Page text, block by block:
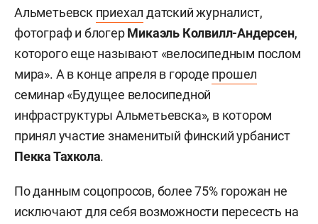
Альметьевск приехал датский журналист,
фотограф и блогерМикаэль Колвилл-Андерсен,
которого еще называют «велосипедным послом
мира». А в конце апреля в городе прошел
семинар «Будущее велосипедной
инфраструктуры Альметьевска», в котором
принял участие знаменитый финский урбанист
Пекка Тахкола.
По данным соцопросов, более 75% горожан не
исключают для себя возможности пересесть на